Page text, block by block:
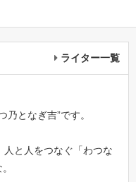
ライター一覧
乃となぎ吉”です。
人と人をつなぐ「わつな